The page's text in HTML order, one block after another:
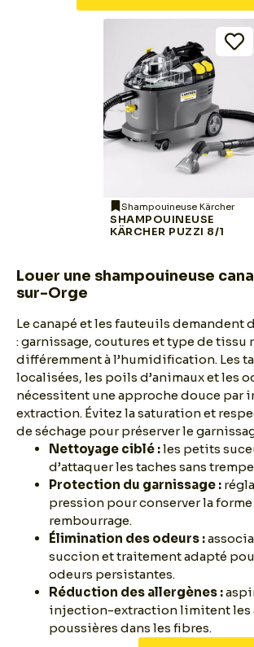
Shampouineuse Kärcher
SHAMPOUINEUSE
KÄRCHER PUZZI 8/1
Louer une shampouineuse
sur-Orge
Le canapé et les fauteuils demandent
: garnissage, coutures et type de tissu
différemment à l’humidification. Les
localisées, les poils d’animaux et les
nécessitent une approche douce par
extraction. Évitez la saturation et
de séchage pour préserver le
Nettoyage ciblé :les petits
d’attaquer les taches sans
Protection du garnissage :
pression pour conserver la
rembourrage.
Élimination des odeurs :
succion et traitement adapté
odeurs persistantes.
Réduction des allergènes :
injection-extraction limitent les
poussières dans les fibres.